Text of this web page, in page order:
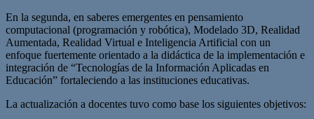
En la segunda, en saberes emergentes en pensamiento
computacional (programación y robótica), Modelado 3D, Realidad
Aumentada, Realidad Virtual e Inteligencia Artificial con un
enfoque fuertemente orientado a la didáctica de la implementación e
integración de “Tecnologías de la Información Aplicadas en
Educación” fortaleciendo a las instituciones educativas.
La actualización a docentes tuvo como base los siguientes objetivos: